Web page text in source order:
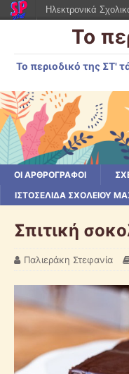
Το
Το περιοδικό της ΣΤ'
ΟΙ ΑΡΘΡΟΓΡΆΦΟΙ
ΙΣΤΟΣΕΛΊΔΑ ΣΧΟΛΕΊΟΥ
Σπιτική
Παλιεράκη Στεφανία
Ηλεκτρονικά